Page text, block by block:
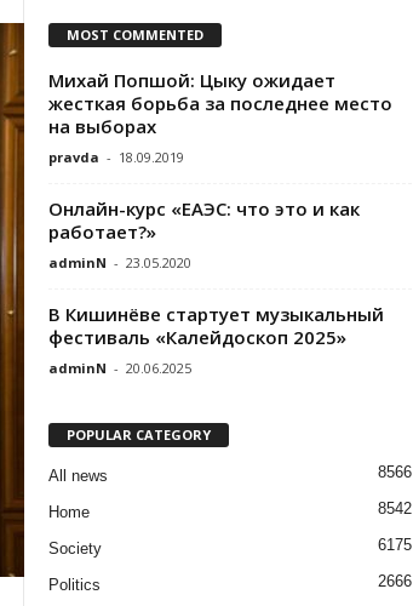
MOST COMMENTED
Михай Попшой: Цыку ожидает
жесткая борьба за последнее место
на выборах
pravda - 18.09.2019
Онлайн-курс «ЕАЭС: что это и как
работает?»
adminN - 23.05.2020
В Кишинёве стартует музыкальный
фестиваль «Калейдоскоп 2025»
adminN - 20.06.2025
POPULAR CATEGORY
All news 8566
Home 8542
Society 6175
Politics
2666